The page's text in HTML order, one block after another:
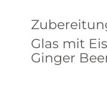
Glas mit
Ginger